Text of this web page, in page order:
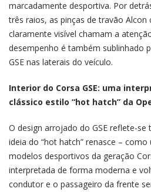
marcadamente desportiva. Por
três raios, as pinças de travão Alcon
claramente visível chamam a
desempenho é também sublinhado
GSE nas laterais do veículo.
Interior do Corsa GSE: uma
clássico estilo “hot hatch” da
O design arrojado do GSE reflete-
ideia do “hot hatch” renasce –
modelos desportivos da geração
interpretada de forma moderna e
condutor e o passageiro da frente